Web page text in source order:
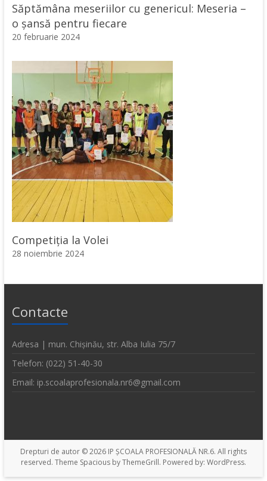
Săptămâna meseriilor cu genericul: Meseria –
o șansă pentru fiecare
20 februarie 2024
Competiția la Volei
28 noiembrie 2024
Contacte
Adresa | mun. Chișinău, str. Alba Iulia 75/7
Telefon: (022) 51-40-30
Email: ip.scoalaprofesionala.nr6@gmail.com
Drepturi de autor © 2026 IP ȘCOALA PROFESIONALĂ NR.6. All rights
reserved. Theme Spaciousby ThemeGrill. Powered by: WordPress.